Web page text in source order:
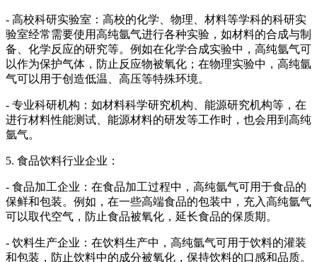
- 高校科研实验室：高校的化学、物理、材料等学科的科研实
验室经常需要使用高纯氩气进行各种实验，如材料的合成与制
备、化学反应的研究等。例如在化学合成实验中，高纯氩气可
以作为保护气体，防止反应物被氧化；在物理实验中，高纯氩
气可以用于创造低温、高压等特殊环境。
- 专业科研机构：如材料科学研究机构、能源研究机构等，在
进行材料性能测试、能源材料的研发等工作时，也会用到高纯
氩气。
5. 食品饮料行业企业：
- 食品加工企业：在食品加工过程中，高纯氩气可用于食品的
保鲜和包装。例如，在一些高端食品的包装中，充入高纯氩气
可以取代空气，防止食品被氧化，延长食品的保质期。
- 饮料生产企业：在饮料生产中，高纯氩气可用于饮料的灌装
和包装，防止饮料中的成分被氧化，保持饮料的口感和品质。